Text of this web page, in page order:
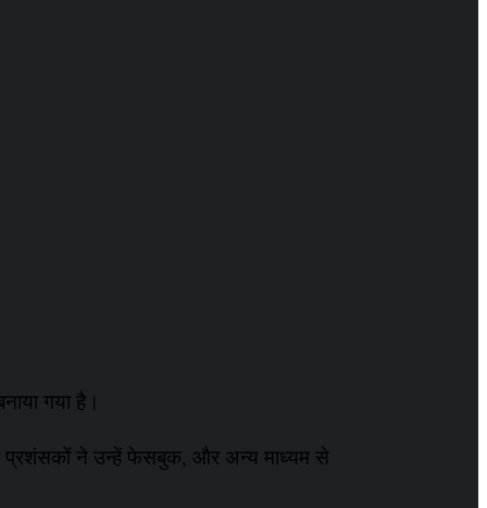
गया है।
प्रशंसकों ने उन्हें फेसबुक, और अन्य माध्यम से